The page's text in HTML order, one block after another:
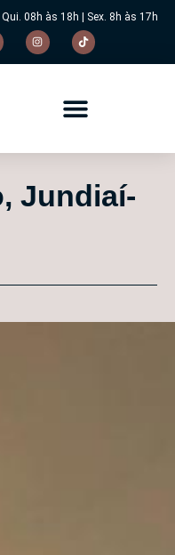
Qui. 08h às 18h | Sex. 8h às 17h
Jundiaí-